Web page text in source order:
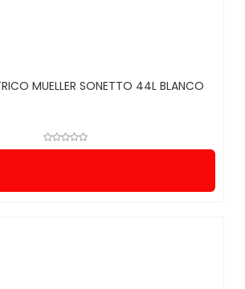
MUELLER SONETTO 44L BLANCO